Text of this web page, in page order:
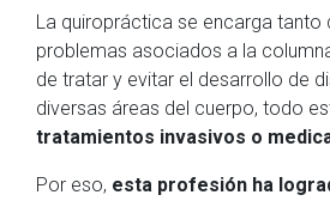
La quiropráctica se encarga tanto
problemas asociados a la
de tratar y evitar el desarrollo de
diversas áreas del cuerpo, todo
tratamientos invasivos o
Por eso, esta profesión ha